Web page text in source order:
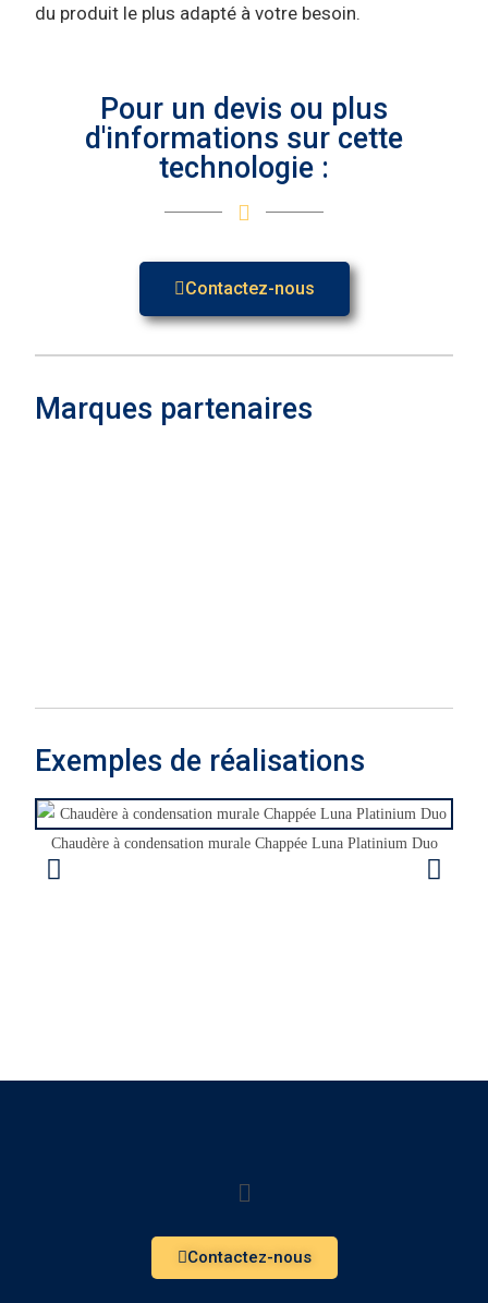
du produit le plus adapté à votre besoin.
Pour un devis ou plus
d'informations sur cette
technologie :
Contactez-nous
Marques partenaires
Exemples de réalisations
Chaudère à condensation murale Chappée Luna Platinium Duo
Contactez-nous